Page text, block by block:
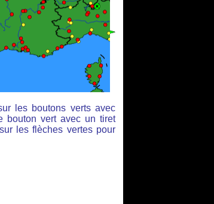
les boutons verts avec
bouton vert avec un tiret
les flèches vertes pour